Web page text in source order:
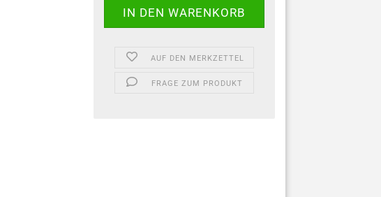
AUF DEN MERKZETTEL
FRAGE ZUM PRODUKT